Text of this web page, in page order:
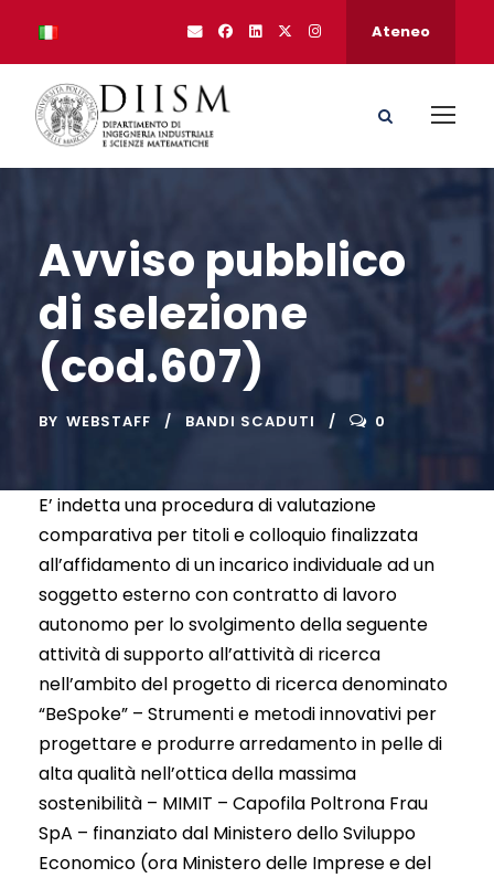
Ateneo
Avviso pubblico
di selezione
(cod.607)
BY WEBSTAFF BANDI SCADUTI 0
E’ indetta una procedura di valutazione
comparativa per titoli e colloquio finalizzata
all’affidamento di un incarico individuale ad un
soggetto esterno con contratto di lavoro
autonomo per lo svolgimento della seguente
attività di supporto all’attività di ricerca
nell’ambito del progetto di ricerca denominato
“BeSpoke” – Strumenti e metodi innovativi per
progettare e produrre arredamento in pelle di
alta qualità nell’ottica della massima
sostenibilità – MIMIT – Capofila Poltrona Frau
SpA – finanziato dal Ministero dello Sviluppo
Economico (ora Ministero delle Imprese e del